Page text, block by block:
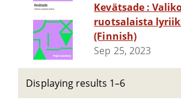
Kevätsade : Valikoima
ruotsalaista
(Finnish)
Sep 25, 2023
Displaying results 1–6